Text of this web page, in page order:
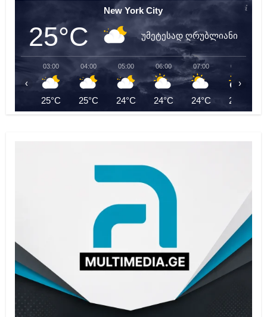
New York City
25°C უმეტესად ღრუბლიანი
03:00
25°C
04:00
25°C
05:00
24°C
06:00
24°C
07:00
24°C
08:00
25°C
‹ ›